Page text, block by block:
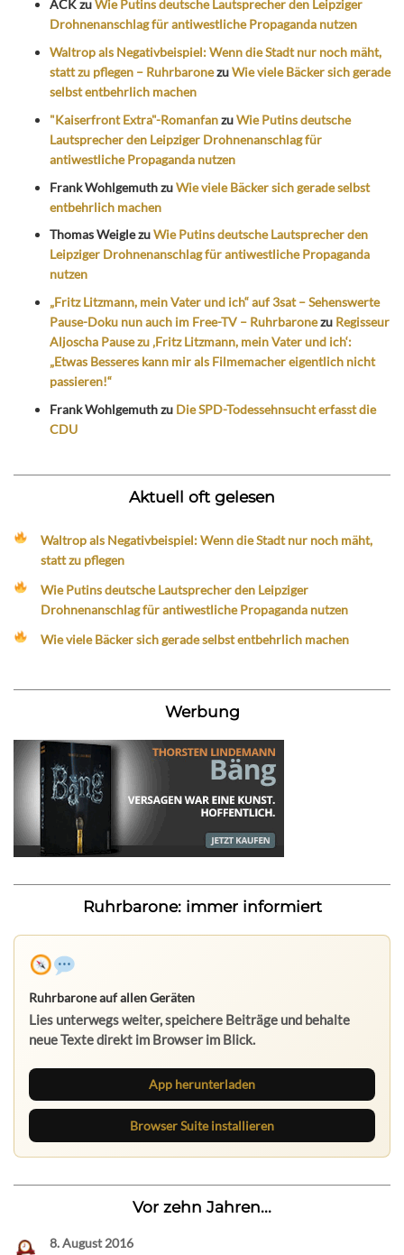
ACKzuWie Putins deutsche Lautsprecher den Leipziger
Drohnenanschlag für antiwestliche Propaganda nutzen
Waltrop als Negativbeispiel: Wenn die Stadt nur noch mäht,
statt zu pflegen – RuhrbaronezuWie viele Bäcker sich gerade
selbst entbehrlich machen
"Kaiserfront Extra"-RomanfanzuWie Putins deutsche
Lautsprecher den Leipziger Drohnenanschlag für
antiwestliche Propaganda nutzen
Frank WohlgemuthzuWie viele Bäcker sich gerade selbst
entbehrlich machen
Thomas WeiglezuWie Putins deutsche Lautsprecher den
Leipziger Drohnenanschlag für antiwestliche Propaganda
nutzen
„Fritz Litzmann, mein Vater und ich“ auf 3sat – Sehenswerte
Pause-Doku nun auch im Free-TV – Ruhrbaronezu Regisseur
Aljoscha Pause zu ‚Fritz Litzmann, mein Vater und ich‘:
„Etwas Besseres kann mir als Filmemacher eigentlich nicht
passieren!“
Frank Wohlgemuthzu Die SPD-Todessehnsucht erfasst die
CDU
Aktuell oft gelesen
Waltrop als Negativbeispiel: Wenn die Stadt nur noch mäht,
statt zu pflegen
Wie Putins deutsche Lautsprecher den Leipziger
Drohnenanschlag für antiwestliche Propaganda nutzen
Wie viele Bäcker sich gerade selbst entbehrlich machen
Werbung
Ruhrbarone: immer informiert
Ruhrbarone auf allen Geräten
Lies unterwegs weiter, speichere Beiträge und behalte
neue Texte direkt im Browser im Blick.
App herunterladen
Browser Suite installieren
Vor zehn Jahren...
8. August 2016